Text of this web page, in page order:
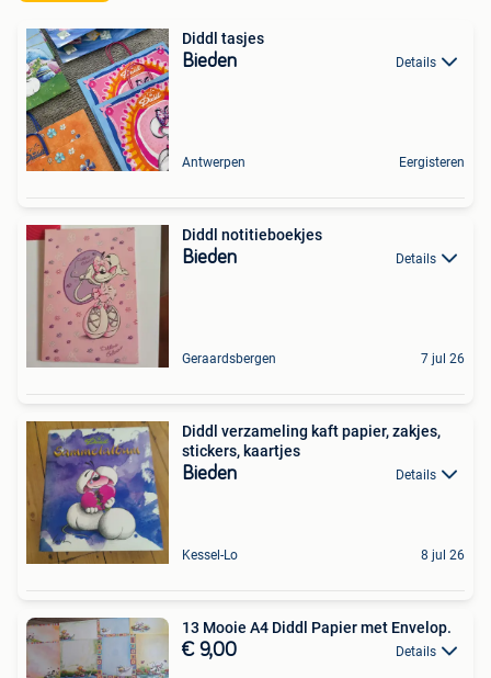
Diddl tasjes
Bieden Details
Antwerpen Eergisteren
Diddl notitieboekjes
Bieden Details
Geraardsbergen 7 jul 26
Diddl verzameling kaft papier, zakjes,
stickers, kaartjes
Bieden Details
Kessel-Lo 8 jul 26
13 Mooie A4 Diddl Papier met Envelop.
€ 9,00 Details